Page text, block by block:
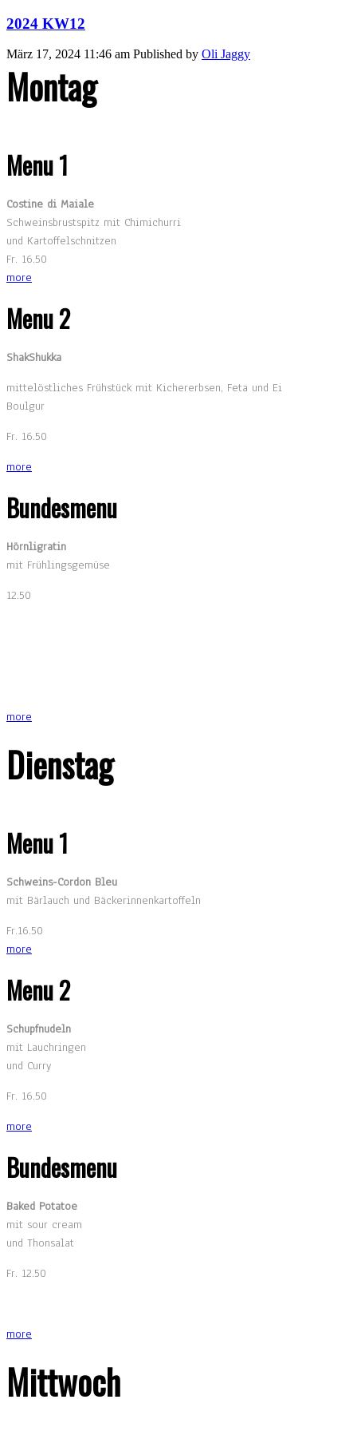
2024 KW12
März 17, 2024 11:46 am Published by Oli Jaggy
Montag
Menu 1
Costine di Maiale
Schweinsbrustspitz mit Chimichurri
und Kartoffelschnitzen
Fr. 16.50
more
Menu 2
ShakShukka
mittelöstliches Frühstück mit Kichererbsen, Feta und Ei
Boulgur
Fr. 16.50
more
Bundesmenu
Hörnligratin
mit Frühlingsgemüse
12.50
more
Dienstag
Menu 1
Schweins-Cordon Bleu
mit Bärlauch und Bäckerinnenkartoffeln
Fr.16.50
more
Menu 2
Schupfnudeln
mit Lauchringen
und Curry
Fr. 16.50
more
Bundesmenu
Baked Potatoe
mit sour cream
und Thonsalat
Fr. 12.50
more
Mittwoch